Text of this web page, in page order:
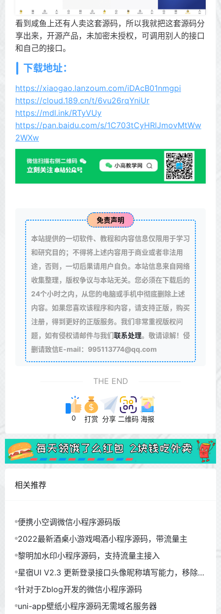
看到咸鱼上还有人卖这套源码，所以我就把这套源码分
享出来，开源产品，未加密未授权，可调用别人的接口
和自己的接口。
下载地址：
https://xiaogao.lanzoum.com/iDAcB01nmgpi
https://cloud.189.cn/t/6vu26rqYniUr
https://mdl.ink/RTyVUy
https://pan.baidu.com/s/1C703tCyHRlJmovMtWw
2WXw
免责声明
本站提供的一切软件、教程和内容信息仅限用于学习
和研究目的；不得将上述内容用于商业或者非法用
途，否则，一切后果请用户自负。本站信息来自网络
收集整理，版权争议与本站无关。您必须在下载后的
24个小时之内，从您的电脑或手机中彻底删除上述
内容。如果您喜欢该程序和内容，请支持正版，购买
注册，得到更好的正版服务。我们非常重视版权问
题，如有侵权请邮件与我们联系处理。敬请谅解！侵
删请致信E-mail：995113774@qq.com
THE END
0 打赏 分享 二维码 海报
相关推荐
便携小空调微信小程序源码版
2022最新酒桌小游戏喝酒小程序源码，带流量主
黎明加水印小程序源码，支持流量主接入
星宿UI V2.3 更新登录接口头像昵称填写能力，移除文
章密码访问
针对于Zblog开发的微信小程序源码
uni-app壁纸小程序源码无需域名服务器